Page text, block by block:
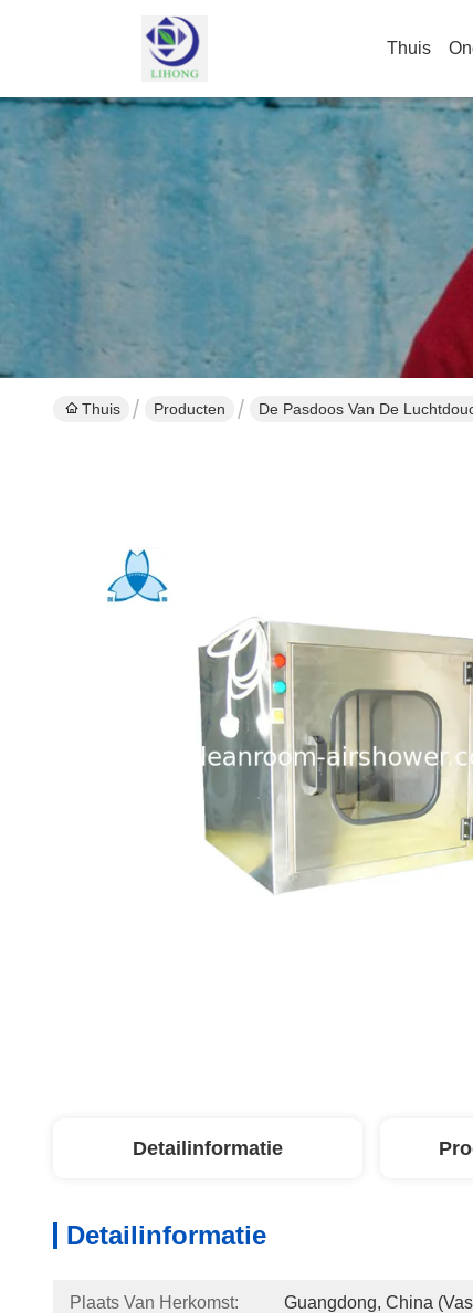
Thuis
Thuis Producten De Pasdoos Van De
Detailinformatie
Detailinformatie
Plaats Van Herkomst: Guangdong, China